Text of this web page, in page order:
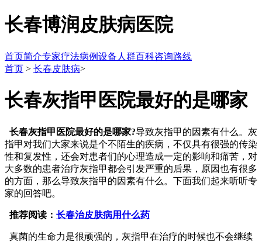
长春博润皮肤病医院
首页简介专家疗法病例设备 人群百科咨询路线
首页 > 长春皮肤病>
长春灰指甲医院最好的是哪家
长春灰指甲医院最好的是哪家?导致灰指甲的因素有什么。灰
指甲对我们大家来说是个不陌生的疾病，不仅具有很强的传染
性和复发性，还会对患者们的心理造成一定的影响和痛苦，对
大多数的患者治疗灰指甲都会引发严重的后果，原因也有很多
的方面，那么导致灰指甲的因素有什么。下面我们起来听听专
家的回答吧。
推荐阅读： 长春治皮肤病用什么药
真菌的生命力是很顽强的，灰指甲在治疗的时候也不会继续